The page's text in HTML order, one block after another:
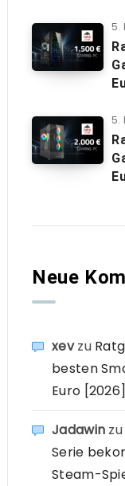
5.
5.
Neue
xevzu
besten
Euro [2026]
Jadawin zu
Serie
Steam-